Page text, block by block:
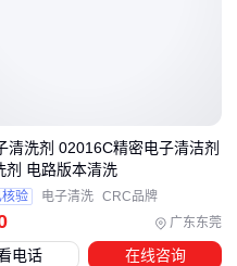
四、清洗后的漂洗和干
很多工厂买回清洗剂，
这才是短路故障的真正来
广东东莞
清洗剂 02016C精密电子清洁剂
剂 电路版本清洗
验 电子清洗 CRC品牌
电话 在线咨询